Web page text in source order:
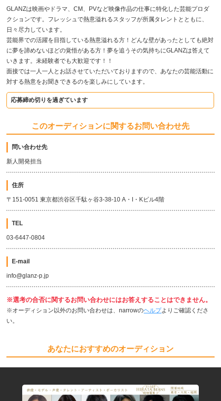
GLANZは映画やドラマ、CM、PVなど映像作品の仕事に特化した芸能プロダ
クションです。フレッシュで熱意溢れるスタッフが所属タレントとともに、
日々尽力しています。
芸能界での活躍を目指している熱意溢れる方！どんな壁があったとしても絶対
に夢を諦めないほどの覚悟がある方！夢を追うその気持ちにGLANZは答えて
いきます。未経験者でも大歓迎です！！
面接では一人一人とお話させていただいておりますので、あなたの芸能活動に
対する熱意をお聞きできるのを楽しみにしています。
応募締め切りを過ぎています
このオーディションに関するお問い合わせ先
問い合わせ先
新人開発担当
住所
〒151-0051 東京都渋谷区千駄ヶ谷3-38-10 A・I・Kビル4階
TEL
03-6447-0804
E-mail
info@glanz-p.jp
※選考の合否に関するお問い合わせにはお答えすることはできません。
※オーディション以外のお問い合わせは、narrowのヘルプよりご確認くださ
い。
あなたにおすすめのオーディション